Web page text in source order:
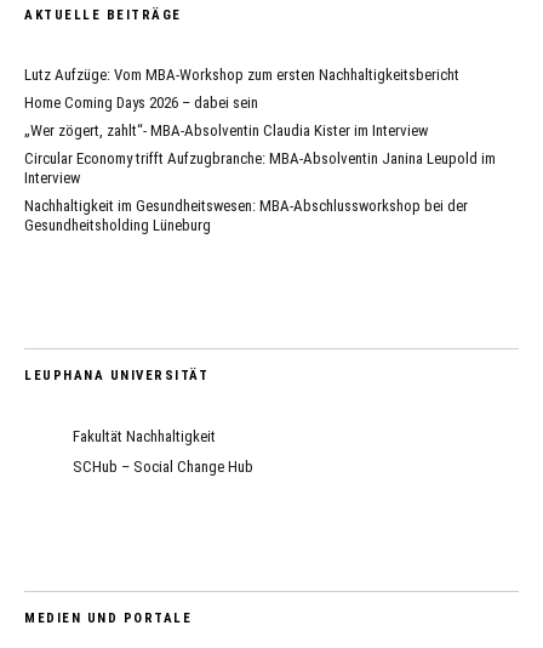
AKTUELLE BEITRÄGE
Lutz Aufzüge: Vom MBA-Workshop zum ersten Nachhaltigkeitsbericht
Home Coming Days 2026 – dabei sein
„Wer zögert, zahlt“- MBA-Absolventin Claudia Kister im Interview
Circular Economy trifft Aufzugbranche: MBA-Absolventin Janina Leupold im
Interview
Nachhaltigkeit im Gesundheitswesen: MBA-Abschlussworkshop bei der
Gesundheitsholding Lüneburg
LEUPHANA UNIVERSITÄT
Fakultät Nachhaltigkeit
SCHub – Social Change Hub
MEDIEN UND PORTALE